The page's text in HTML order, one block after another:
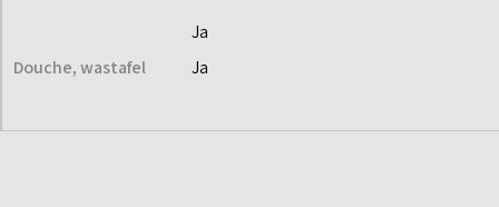
Ja
Douche, wastafel
Ja